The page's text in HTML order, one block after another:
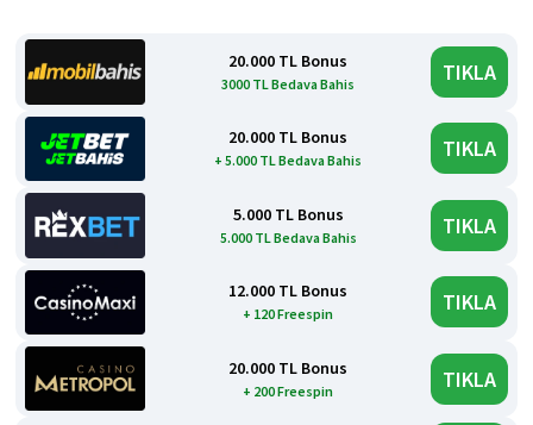
20.000 TL Bonus
3000 TL Bedava Bahis TIKLA
20.000 TL Bonus
+ 5.000 TL Bedava Bahis TIKLA
5.000 TL Bonus
5.000 TL Bedava Bahis TIKLA
12.000 TL Bonus
+ 120 Freespin TIKLA
20.000 TL Bonus
+ 200 Freespin TIKLA